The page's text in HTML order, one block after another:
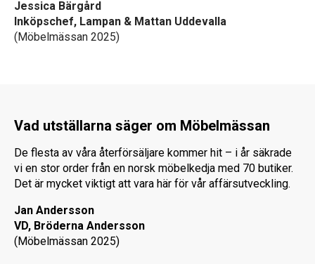
Jessica Bärgård
Inköpschef, Lampan & Mattan Uddevalla
(Möbelmässan 2025)
Vad utställarna säger om Möbelmässan
De flesta av våra återförsäljare kommer hit – i år säkrade
vi en stor order från en norsk möbelkedja med 70 butiker.
Det är mycket viktigt att vara här för vår affärsutveckling.
Jan Andersson
VD, Bröderna Andersson
(Möbelmässan 2025)